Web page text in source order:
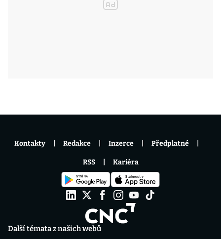
Další témata z našich webů
Kontakty Redakce Inzerce Předplatné
RSS Kariéra